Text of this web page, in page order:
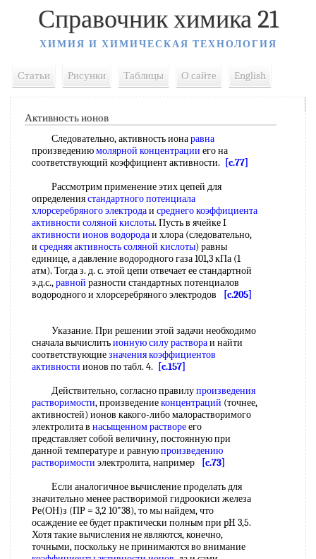
Справочник химика 21
ХИМИЯ И ХИМИЧЕСКАЯ ТЕХНОЛОГИЯ
Статьи Рисунки Таблицы О сайте English
Активность ионов
Следовательно, активность ионаравна
произведениюмолярной концентрации его на
соответствующий коэффициент активности.
[c.77]
Рассмотрим применение этих цепей для
определениястандартного потенциала
хлорсеребряного электродаи среднего коэффициента
активности соляной кислоты. Пусть в ячейке I
активности ионов водородаи хлора (следовательно,
и средняя активностьсоляной кислоты) равны
единице, а давление водородного газа 101,3 кПа (1
атм). Тогда з. д. с. этой цепи отвечает ее стандартной
э.д.с.,равной разности стандартных потенциалов
водородного и хлорсеребряного электродов
[c.205]
Указание. При решении этой задачи необходимо
сначала вычислитьионную силу раствораи найти
соответствующиезначения коэффициентов
активности ионов по табл. 4.
[c.157]
Действительно, согласно правилупроизведения
растворимости, произведениеконцентраций (точнее,
активностей) ионов какого-либо малорастворимого
электролита в насыщенном раствореего
представляет собой величину, постоянную при
данной температуре и равнуюпроизведению
растворимости электролита, например
[c.73]
Если аналогичное вычисление проделать для
значительно менее растворимой гидроокиси железа
Ре(ОН)з (ПР = 3,2 10"38), то мы найдем, что
осаждение ее будет практически полным при pH 3,5.
Хотя такие вычисления не являются, конечно,
точными, поскольку не принимаются во внимание